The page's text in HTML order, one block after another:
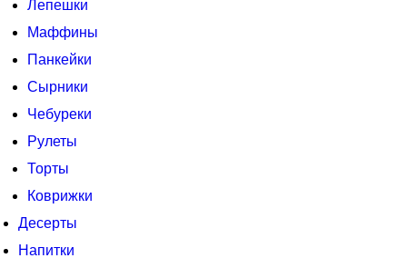
Лепешки
Маффины
Панкейки
Сырники
Чебуреки
Рулеты
Торты
Коврижки
Десерты
Напитки